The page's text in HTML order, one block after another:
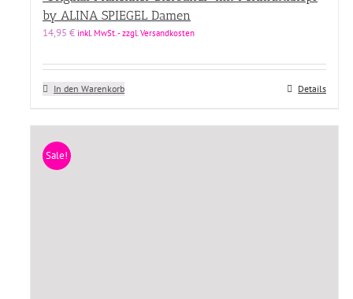
by ALINA SPIEGEL Damen
14,95 € inkl. MwSt. - zzgl. Versandkosten
In den Warenkorb Details
Sale!